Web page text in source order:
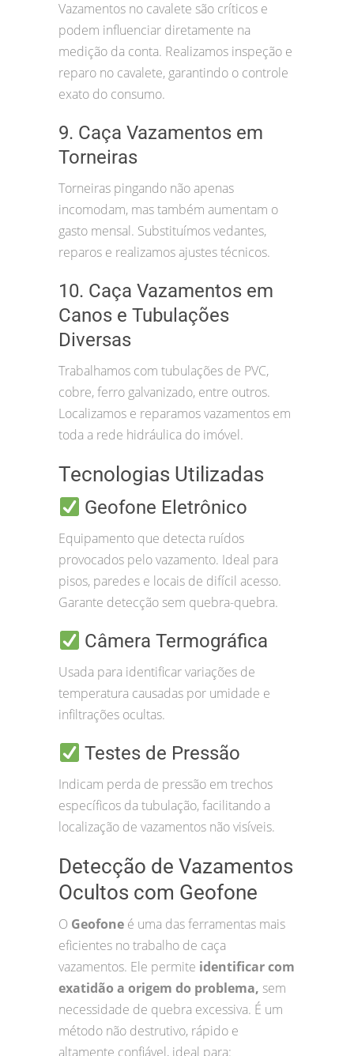
Vazamentos no cavalete são críticos e
podem influenciar diretamente na
medição da conta. Realizamos inspeção e
reparo no cavalete, garantindo o controle
exato do consumo.
9. Caça Vazamentos em
Torneiras
Torneiras pingando não apenas
incomodam, mas também aumentam o
gasto mensal. Substituímos vedantes,
reparos e realizamos ajustes técnicos.
10. Caça Vazamentos em
Canos e Tubulações
Diversas
Trabalhamos com tubulações de PVC,
cobre, ferro galvanizado, entre outros.
Localizamos e reparamos vazamentos em
toda a rede hidráulica do imóvel.
Tecnologias Utilizadas
Geofone Eletrônico
Equipamento que detecta ruídos
provocados pelo vazamento. Ideal para
pisos, paredes e locais de difícil acesso.
Garante detecção sem quebra-quebra.
Câmera Termográfica
Usada para identificar variações de
temperatura causadas por umidade e
infiltrações ocultas.
Testes de Pressão
Indicam perda de pressão em trechos
específicos da tubulação, facilitando a
localização de vazamentos não visíveis.
Detecção de Vazamentos
Ocultos com Geofone
O Geofone é uma das ferramentas mais
eficientes no trabalho de caça
vazamentos. Ele permite identificar com
exatidão a origem do problema, sem
necessidade de quebra excessiva. É um
método não destrutivo, rápido e
altamente confiável, ideal para: